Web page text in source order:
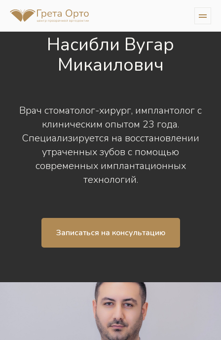
Насибли Вугар
Микаилович
Врач стоматолог-хирург, имплантолог с
клиническим опытом 23 года.
Специализируется на восстановлении
утраченных зубов с помощью
современных имплантационных
технологий.
Записаться на консультацию